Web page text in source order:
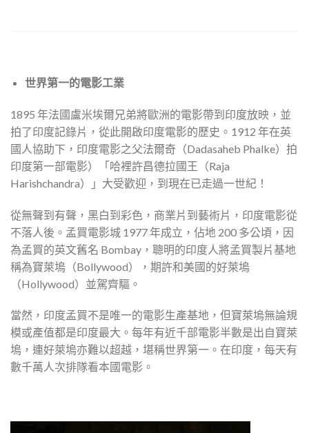
世界第一的電影工業
1895 年法國盧米埃爾兄弟將歐洲的電影帶到印度放映，並
拍了印度記錄片，從此開啟印度電影的歷史。1912 年在英
國人協助下，印度電影之父法爾奇（Dadasaheb Phalke）拍
印度第一部電影）「哈裡許昌德拉國王（Raja
Harishchandra）」大受歡迎，到現在已走過一世紀！
從無聲到有聲，黑白到彩色，商業片到藝術片，印度電影從
不落人後。孟買電影城 1977 年成立，佔地 200 多公頃，因
為孟買的英文舊名 Bombay，聰明的印度人將孟買製片基地
稱為寶萊塢（Bollywood），期許和美國的好萊塢
（Hollywood）並駕齊驅。
當然，印度孟買不是唯一的電影生產基地，但寶萊塢無論規
模或產值都是印度最大。每年有近千部電影半數是出自寶萊
塢，連好萊塢亦難以超越，堪稱世界第一。在印度，每天有
數千萬人次排隊看本國電影。